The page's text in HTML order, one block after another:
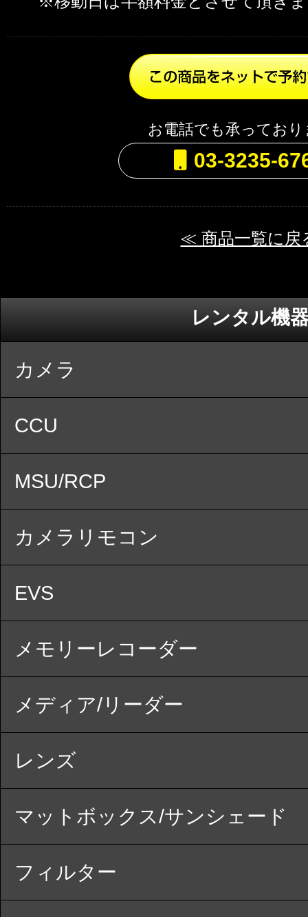
お電話でも承ってお
03-3235-
≪ 商品一覧に戻
レンタル機
カメラ
CCU
MSU/RCP
カメラリモコン
EVS
メモリーレコーダー
メディア/リーダー
レンズ
マットボックス/サンシェード
フィルター